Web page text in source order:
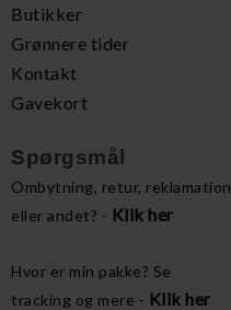
Butikker
Grønnere tider
Kontakt
Gavekort
Spørgsmål
Ombytning, retur, reklamation
eller andet? - Klik her
Hvor er min pakke? Se
tracking og mere - Klik her